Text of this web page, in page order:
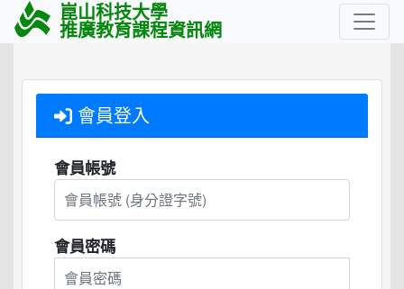
崑山科技大學
推廣教育課程資訊網
會員登入
會員帳號
會員密碼